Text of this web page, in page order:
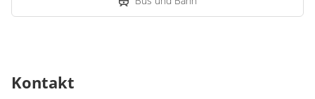
Kontakt